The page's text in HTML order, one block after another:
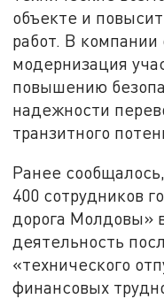
объекте и
работ. В
модернизация
повышению
надежности
транзитного
Ранее
400 сотрудников
дорога Молдовы»
деятельность
«технического
финансовых